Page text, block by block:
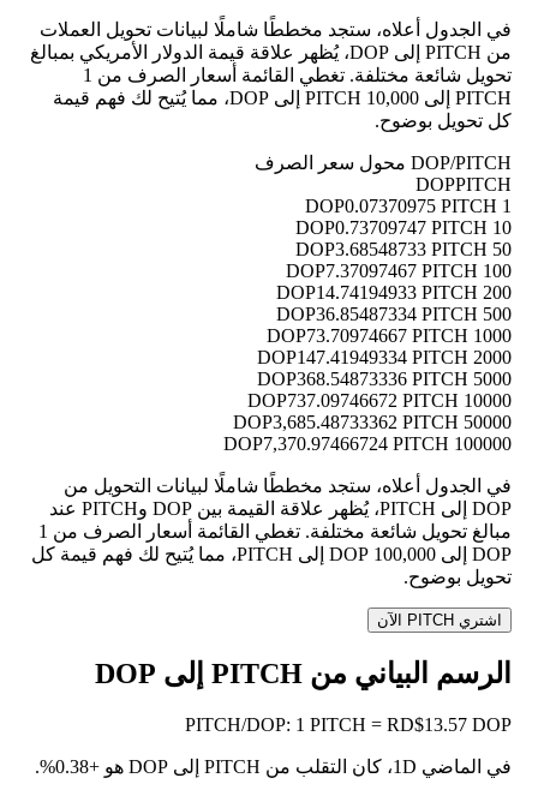
في الجدول أعلاه، ستجد مخططًا شاملًا لبيانات تحويل العملات
من PITCH إلى DOP، يُظهر علاقة قيمة الدولار الأمريكي بمبالغ
تحويل شائعة مختلفة. تغطي القائمة أسعار الصرف من 1
PITCH إلى 10,000 PITCH إلى DOP، مما يُتيح لك فهم قيمة
كل تحويل بوضوح.
DOP/PITCH محول سعر الصرف
DOPPITCH
1 DOP
0.07370975 PITCH
10 DOP
0.73709747 PITCH
50 DOP
3.68548733 PITCH
100 DOP
7.37097467 PITCH
200 DOP
14.74194933 PITCH
500 DOP
36.85487334 PITCH
1000 DOP
73.70974667 PITCH
2000 DOP
147.41949334 PITCH
5000 DOP
368.54873336 PITCH
10000 DOP
737.09746672 PITCH
50000 DOP
3,685.48733362 PITCH
100000 DOP
7,370.97466724 PITCH
في الجدول أعلاه، ستجد مخططًا شاملًا لبيانات التحويل من
DOP إلى PITCH، يُظهر علاقة القيمة بين DOP وPITCH عند
مبالغ تحويل شائعة مختلفة. تغطي القائمة أسعار الصرف من 1
DOP إلى 100,000 DOP إلى PITCH، مما يُتيح لك فهم قيمة كل
تحويل بوضوح.
اشتري PITCH الآن
الرسم البياني من PITCH إلى DOP
PITCH/DOP: 1 PITCH = RD$13.57 DOP
في الماضي 1D، كان التقلب من PITCH إلى DOP هو +0.38%
.